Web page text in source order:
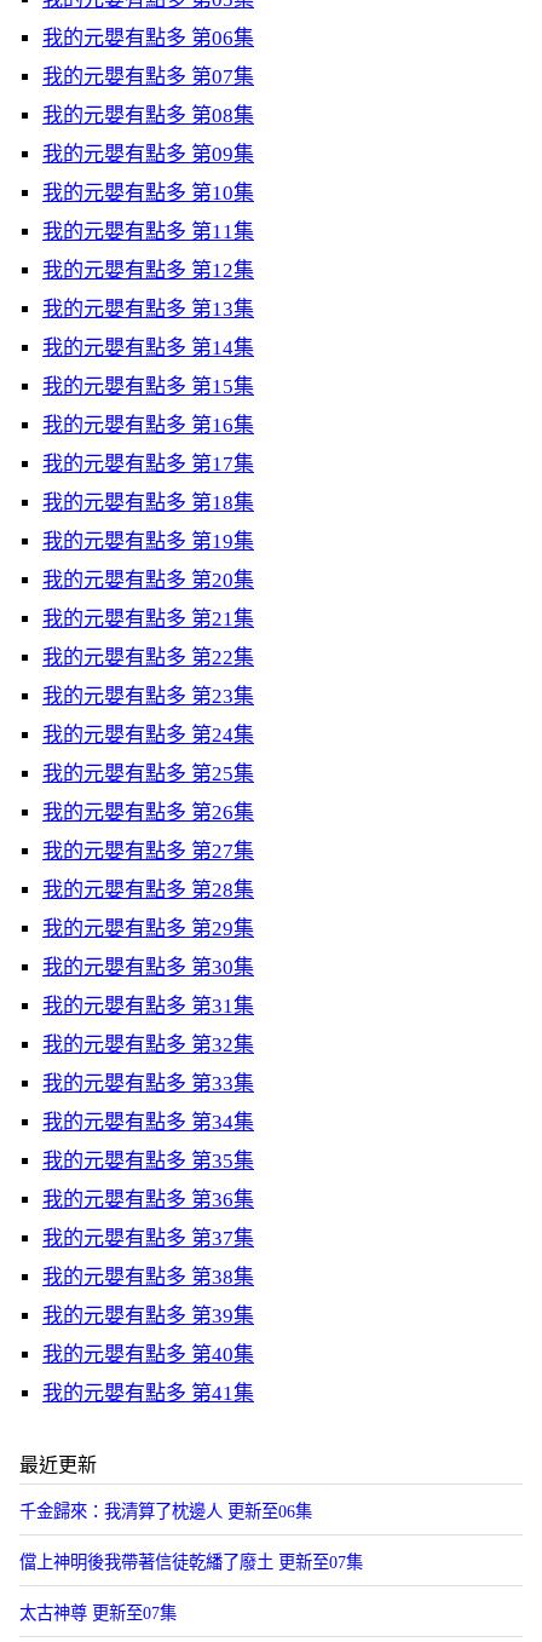
我的元嬰有點多 第06集
我的元嬰有點多 第07集
我的元嬰有點多 第08集
我的元嬰有點多 第09集
我的元嬰有點多 第10集
我的元嬰有點多 第11集
我的元嬰有點多 第12集
我的元嬰有點多 第13集
我的元嬰有點多 第14集
我的元嬰有點多 第15集
我的元嬰有點多 第16集
我的元嬰有點多 第17集
我的元嬰有點多 第18集
我的元嬰有點多 第19集
我的元嬰有點多 第20集
我的元嬰有點多 第21集
我的元嬰有點多 第22集
我的元嬰有點多 第23集
我的元嬰有點多 第24集
我的元嬰有點多 第25集
我的元嬰有點多 第26集
我的元嬰有點多 第27集
我的元嬰有點多 第28集
我的元嬰有點多 第29集
我的元嬰有點多 第30集
我的元嬰有點多 第31集
我的元嬰有點多 第32集
我的元嬰有點多 第33集
我的元嬰有點多 第34集
我的元嬰有點多 第35集
我的元嬰有點多 第36集
我的元嬰有點多 第37集
我的元嬰有點多 第38集
我的元嬰有點多 第39集
我的元嬰有點多 第40集
我的元嬰有點多 第41集
最近更新
千金歸來：我清算了枕邊人 更新至06集
儅上神明後我帶著信徒乾繙了廢土 更新至07集
太古神尊 更新至07集